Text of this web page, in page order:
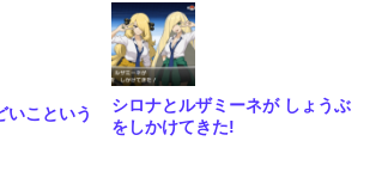
いこという
シロナとルザミーネが しょうぶ
をしかけてきた!